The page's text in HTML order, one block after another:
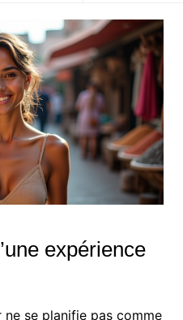
expérience
se planifie pas comme